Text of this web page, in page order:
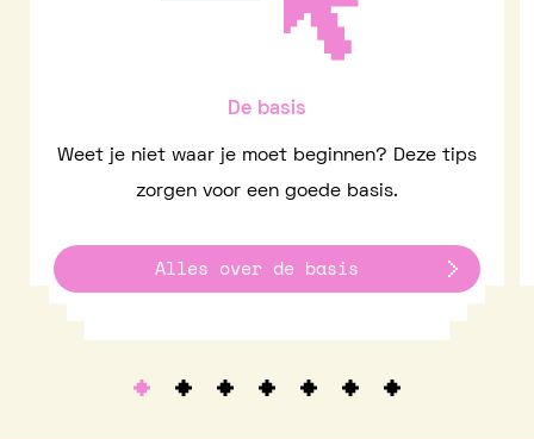
De basis
Weet je niet waar je moet beginnen? Deze tips
zorgen voor een goede basis.
Alles over de basis